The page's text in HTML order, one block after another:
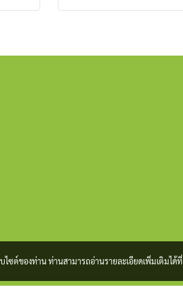
ซต์ของท่าน ท่านสามารถอ่านรายละเอียดเพิ่มเติมได้ที่